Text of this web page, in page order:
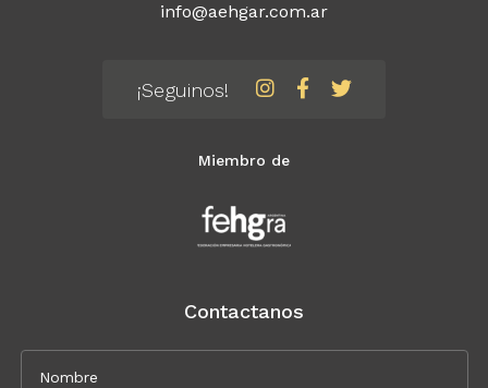
info@aehgar.com.ar
¡Seguinos!
Miembro de
Contactanos